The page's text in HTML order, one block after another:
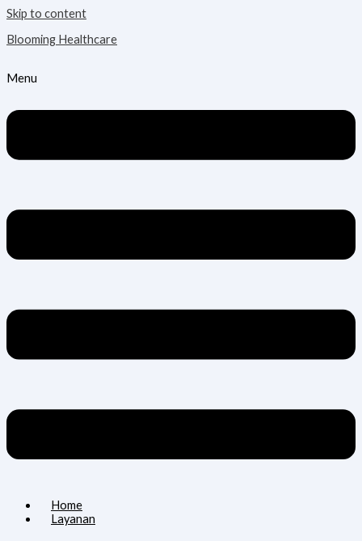
Skip to content
Blooming Healthcare
Menu
Home
Layanan